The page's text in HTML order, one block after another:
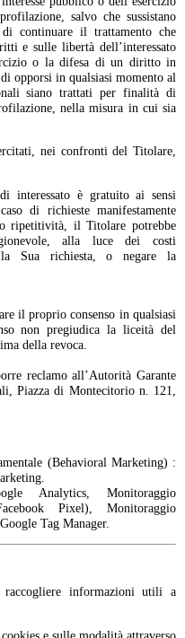
salvo che sussistano
continuare il trattamento che
e sulle libertà dell’interessato
o la difesa di un diritto in
opporsi in qualsiasi momento al
siano trattati per finalità di
nella misura in cui sia
nei confronti del Titolare,
interessato è gratuito ai sensi
di richieste manifestamente
ripetitività, il Titolare potrebbe
alla luce dei costi
la Sua richiesta, o negare la
il proprio consenso in qualsiasi
non pregiudica la liceità del
della revoca.
reclamo all’Autorità Garante
Piazza di Montecitorio n. 121,
(Behavioral Marketing) :
Analytics, Monitoraggio
Pixel), Monitoraggio
Tag Manager.
raccogliere informazioni utili a